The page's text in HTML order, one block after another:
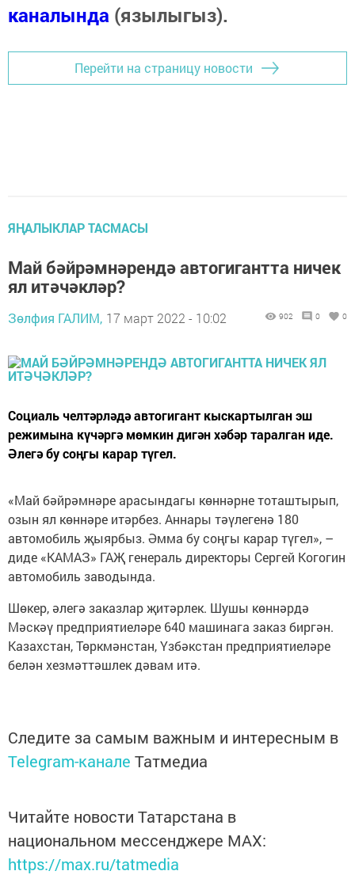
каналында (язылыгыз).
Перейти на страницу новости
ЯҢАЛЫКЛАР ТАСМАСЫ
Май бәйрәмнәрендә автогигантта ничек
ял итәчәкләр?
Зөлфия ГАЛИМ, 17 март 2022 - 10:02 902 0 0
Социаль челтәрләдә автогигант кыскартылган эш
режимына күчәргә мөмкин дигән хәбәр таралган иде.
Әлегә бу соңгы карар түгел.
«Май бәйрәмнәре арасындагы көннәрне тоташтырып,
озын ял көннәре итәрбез. Аннары тәүлегенә 180
автомобиль җыярбыз. Әмма бу соңгы карар түгел», –
диде «КАМАЗ» ГАҖ генераль директоры Сергей Когогин
автомобиль заводында.
Шөкер, әлегә заказлар җитәрлек. Шушы көннәрдә
Мәскәү предприятиеләре 640 машинага заказ биргән.
Казахстан, Төркмәнстан, Үзбәкстан предприятиеләре
белән хезмәттәшлек дәвам итә.
Следите за самым важным и интересным в
Telegram-канале Татмедиа
Читайте новости Татарстана в
национальном мессенджере MАХ:
https://max.ru/tatmedia